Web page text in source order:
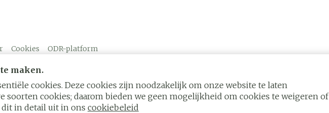
maken.
cookies. Deze cookies zijn noodzakelijk om onze website te laten
soorten cookies; daarom bieden we geen mogelijkheid om cookies te weigeren of
dit in detail uit in ons cookiebeleid
Cookies ODR-platform